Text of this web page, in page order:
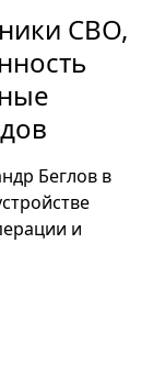
СВО,
Беглов в
и